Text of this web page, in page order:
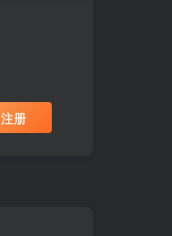
注册